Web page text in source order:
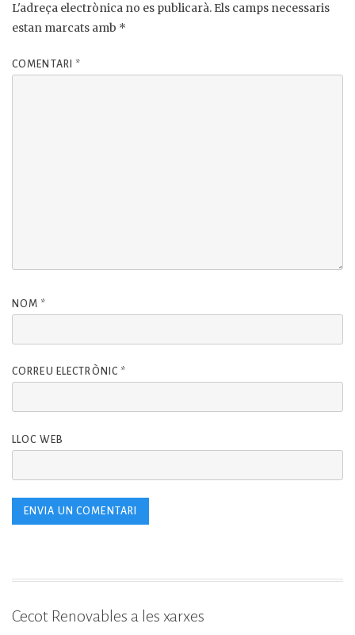
L'adreça electrònica no es publicarà. Els camps necessaris
estan marcats amb *
COMENTARI *
NOM *
CORREU ELECTRÒNIC *
LLOC WEB
Cecot Renovables a les xarxes